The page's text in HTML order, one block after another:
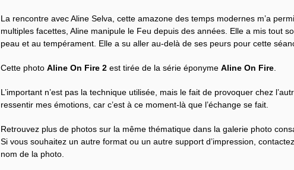
La rencontre avec Aline Selva, cette amazone des temps modernes m’a
multiples facettes, Aline manipule le Feu depuis des années. Elle a mis tout
peau et au tempérament. Elle a su aller au-delà de ses peurs pour cette
Cette photo Aline On Fire 2 est tirée de la série éponyme Aline On Fire
L’important n’est pas la technique utilisée, mais le fait de provoquer chez
ressentir mes émotions, car c’est à ce moment-là que l’échange se fait.
Retrouvez plus de photos sur la même thématique dans la galerie photo
Si vous souhaitez un autre format ou un autre support d’impression,
nom de la photo.